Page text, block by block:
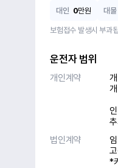
대인 0만원 대물
보험접수 발생시 부과
운전자 범위
개인계약
법인계약
*